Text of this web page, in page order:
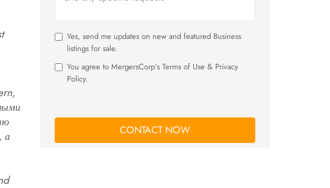
а
Yes, send me updates on new and featured Business
listings for sale.
You agree to MergersCorp’s Terms of Use & Privacy
Policy.